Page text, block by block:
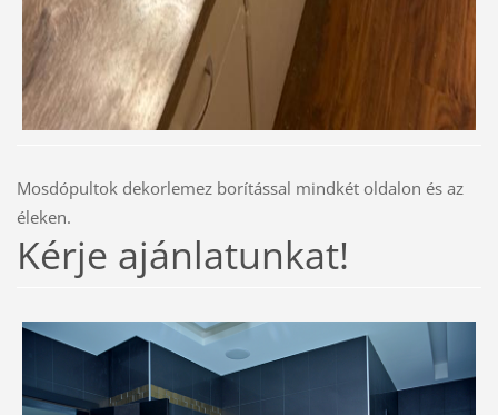
Mosdópultok dekorlemez borítással mindkét oldalon és az
éleken.
Kérje ajánlatunkat!